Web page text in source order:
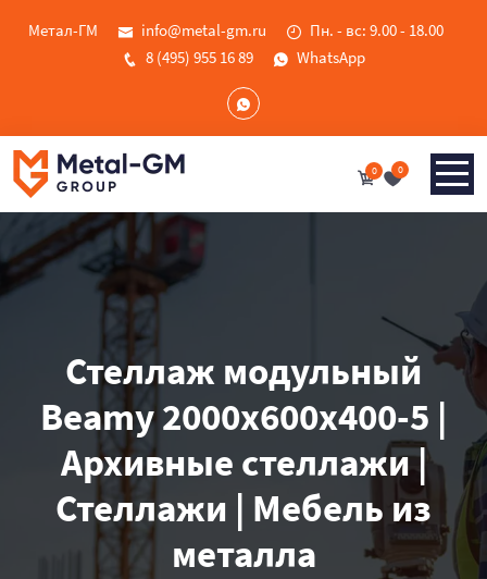
Метал-ГМ info@metal-gm.ru
Пн. - вс: 9.00 - 18.00
8 (495) 955 16 89
WhatsApp
0 0
Стеллаж модульный
Beamy 2000x600x400-5 |
Архивные стеллажи |
Стеллажи | Мебель из
металла